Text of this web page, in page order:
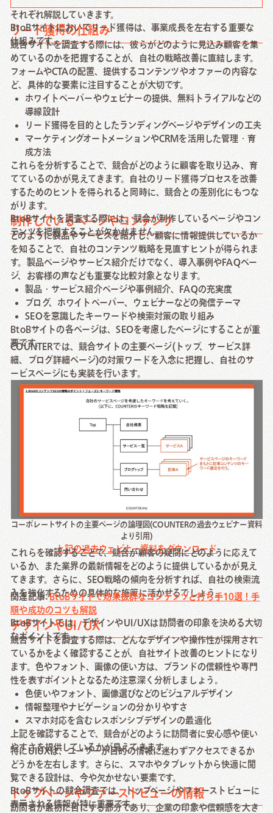
それぞれ解説していきます。
リード獲得の仕組み
BtoBサイトにおいてリード獲得は、事業成長を左右する重要な
仕組みです。
競合サイトを調査する際には、彼らがどのように見込み顧客を集
めているのかを把握することが、自社の戦略改善に直結します。
フォームやCTAの配置、提供するコンテンツやオファーの内容な
ど、具体的な要素に注目することが大切です。
ホワイトペーパーやウェビナーの提供、無料トライアルなどの
導線設計
リード獲得を目的としたランディングページやデザインの工夫
マーケティングオートメーションやCRMを活用した管理・育
成方法
これらを分析することで、競合がどのように顧客を取り込み、育
てているのかが見えてきます。自社のリード獲得プロセスを改善
するためのヒントを得られると同時に、競合との差別化にもつな
がります。
制作しているページやコンテンツ
BtoBサイトを調査する際には、競合が制作しているページやコン
テンツを把握することが欠かせません。
どのように製品やサービスを紹介し、顧客に情報提供しているか
を知ることで、自社のコンテンツ戦略を見直すヒントが得られま
す。製品ページやサービス紹介だけでなく、導入事例やFAQペー
ジ、お客様の声なども重要な比較対象となります。
製品・サービス紹介ページや事例紹介、FAQの充実度
ブログ、ホワイトペーパー、ウェビナーなどの発信テーマ
SEOを意識したキーワードや検索対策の取り組み
BtoBサイトの各ページは、SEOを考慮したページにすることが重
要です。
COUNTERでは、競合サイトの主要ページ(トップ、サービス詳
細、ブログ詳細ページ)の対策ワードを入念に把握し、自社のサ
ービスページにも実装を行います。
コーポレートサイトの主要ページの論理図(COUNTERの過去ウェビナー資料
より引用)
上記の過去ウェビナー資料をダウンロード
これらを確認することで、競合が顧客の疑問にどのように応えて
いるか、また業界の最新情報をどのように提供しているかが見え
てきます。さらに、SEO戦略の傾向を分析すれば、自社の検索流
入を強化するための具体的な施策に活かせるでしょう。
関連記事:BtoBサイトで効果抜群なコンテンツと打ち手10選！手
順や成功のコツも解説
デザインやUI/UX
BtoBサイトでは、デザインやUI/UXは訪問者の印象を決める大切
なポイントです。
競合サイトを調査する際は、どんなデザインや操作性が採用され
ているかをよく確認することが、自社サイト改善のヒントになり
ます。色やフォント、画像の使い方は、ブランドの信頼性や専門
性を表すポイントとなるため注意深く分析しましょう。
色使いやフォント、画像選びなどのビジュアルデザイン
情報整理やナビゲーションの分かりやすさ
スマホ対応を含むレスポンシブデザインの最適化
上記を確認することで、競合がどのように訪問者に安心感や使い
やすさを提供しているかが見えてきます。
特にUIUXは、ユーザーが目的の情報に迷わずアクセスできるか
どうかを左右します。さらに、スマホやタブレットから快適に閲
覧できる設計は、今や欠かせない要素です。
トップページやファーストビューの情報
BtoBサイトの競合調査では、トップページやファーストビューに
表示される情報が特に重要です。
訪問者が最初に目にする部分であり、企業の印象や信頼感を大き